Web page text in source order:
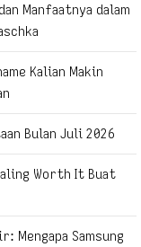
Manfaatnya dalam
Kalian Makin
Bulan Juli 2026
Worth It Buat
Mengapa Samsung